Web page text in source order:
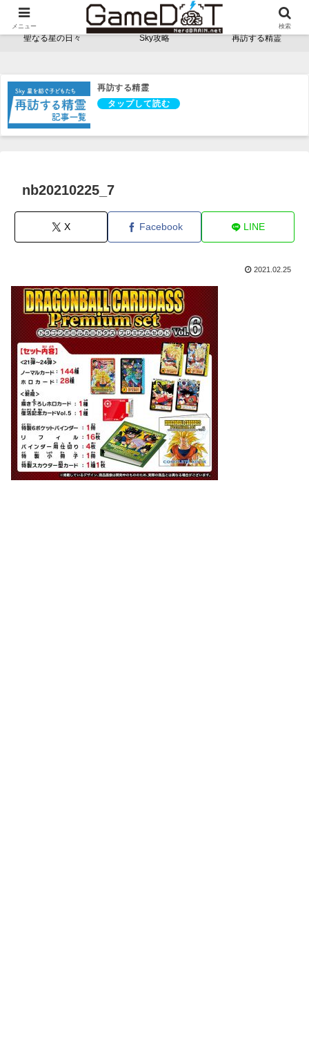
NerdBRAINゲーム支部 - ゲームドット -
聖なる星の日々 Sky攻略 再訪する精霊
再訪する精霊
nb20210225_7
X Facebook LINE
2021.02.25
メニュー 検索